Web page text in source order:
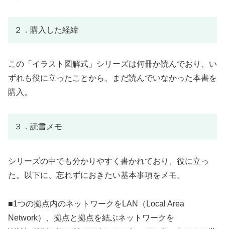
２．購入した経緯
この「イラスト図解式」シリーズは何冊か読んでおり、い
ずれも役に立ったことから、まだ読んでいなかった本書を
購入。
３．読書メモ
シリーズの中でも分かりやすく書かれており、役に立っ
た。以下に、忘れずにおきたい基本事項をメモ。
■1つの拠点内のネットワークをLAN（Local Area
Network）、拠点と拠点を結ぶネットワークを